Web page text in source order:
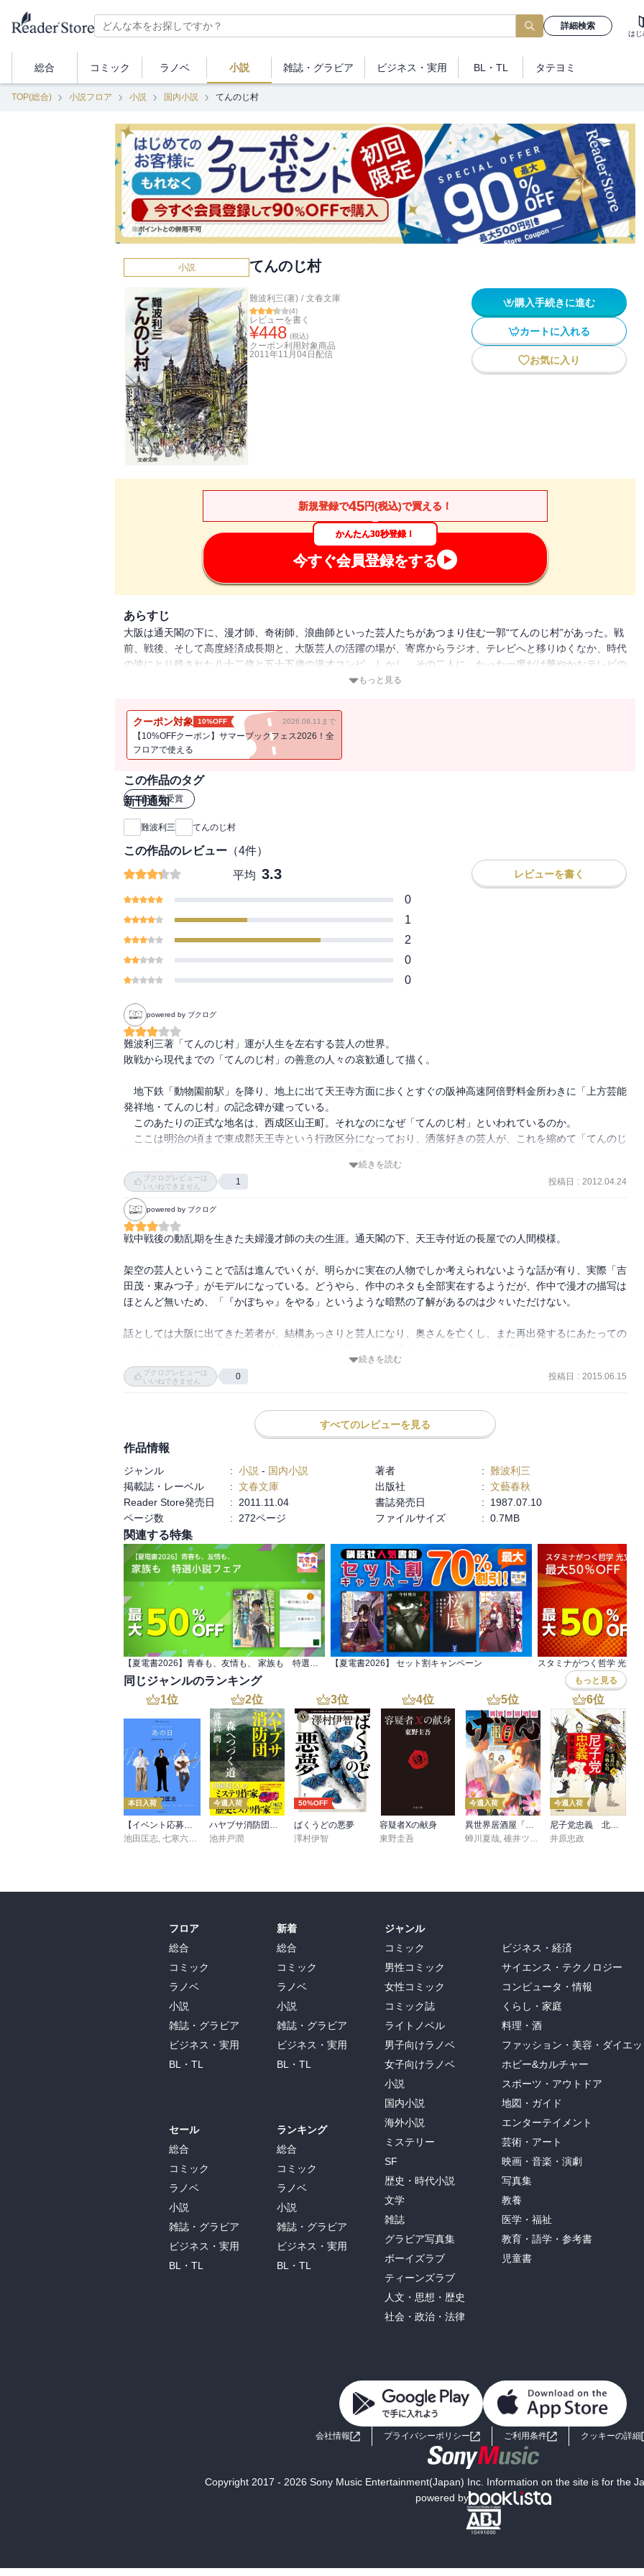
詳細検索
はじ
総合 コミック ラノベ 小説 雑誌・ グラビア ビジネス ・実用 BL・TL タテヨミ
TOP(総合) 小説フロア 小説 国内小説 てんのじ村
小説 てんのじ村
難波利三(著) / 文春文庫
(4)
レビューを書く
¥448 (税込)
クーポン利用対象商品
2011年11月04日 配信
購入手続きに進む
カートに入れる
お気に入り
新規登録で45円(税込)で買える！
かんたん30秒登録！
今すぐ会員登録をする
あらすじ
大阪は通天閣の下に、漫才師、奇術師、浪曲師といった芸人たちがあつまり住む一郭“てんのじ村”があった。戦
前、戦後、そして高度経済成長期と、大阪芸人の活躍の場が、寄席からラジオ、テレビへと移りゆくなか、時代
の波にとり残された八十二歳と五十五歳の漫才コンビ。しかし、その二人に、たった一度だけ華やかなテレビの
スポット・ライトが当てられる日が来たのだが──。身を寄せあって生きていく善意の人々の哀歓を、しみじみ
もっと見る
クーポン対象 10%OFF 2026.08.11まで
【10%OFFクーポン】サマーブックフェス2026！全
フロアで使える
この作品のタグ
#直木賞受賞
新刊通知
難波利三 てんのじ村
この作品のレビュー （4件）
平均 3.3 レビューを書く
0
1
2
0
0
powered by ブクログ
難波利三著「てんのじ村」運が人生を左右する芸人の世界。
敗戦から現代までの「てんのじ村」の善意の人々の哀歓通して描く。
地下鉄「動物園前駅」を降り、地上に出て天王寺方面に歩くとすぐの阪神高速阿倍野料金所わきに「上方芸能
発祥地・てんのじ村」の記念碑が建っている。
このあたりの正式な地名は、西成区山王町。それなのになぜ「てんのじ村」といわれているのか。
ここは明治の頃まで東成郡天王寺という行政区分になっており、洒落好きの芸人が、これを縮めて「てんのじ
のは戦後のことである。
戦災を免れた長屋は、交通の便の良さもあって、次々と芸人が集まってきた。多い時には４００人から５００
人の芸人が村にいたといわれている。その中には、人生幸朗、いとし・こいし、海浜お浜、小浜、ミヤコ蝶々ら
後年有名になった人も多い。
小説「てんのじ村」は、この村に住みついた漫才、浪曲、奇術など様々な芸人達が肩を寄せあって生きるさま
分は実話をそのまま描いている。
主人公・花田シゲルのモデルは、つい最近亡くなった吉田茂。吉田茂は唄も踊りもあ　る「音曲漫才」をおは
ことしていたが最後までテレビのレギュラーに出ることはなかっ　た。それは、彼の芸が未熟だったというので
さて、物語は、戦争増産のための慰問団に出かけた主人公が、慰問先で敗戦を迎える場面から始まる。敗戦
ようになり、てんのじ村にも次々と仕事が舞い込んでくるようになる。
そして、高度成長期に入ると、ラジオに出演した芸人がまず有名になり、次にテレビに出演した者が全国的
主人公の花田シゲルがかたくななまでにテレビを拒否し続けたのも、そんなやるせなさ、悔しさを感じ続けて
いたからだろう。82才になって、念願のテレビ初出演を果たす主人公だが、リハーサルで大失敗をしてしま
い、この場で白殺したいとまで思い詰めてしまう……。
敗戦から現代までの「てんのじ村」の変遷を背景に、花田シゲルの人生を、村の善意の人々の哀歓を通して描
いたこの作品は、１９８４年、第91回直本賞を受賞している。
作者の難波利三は、島根県から大阪へ出てきて、ペンキ職人の手伝い、ガソリンスタンド店員、地下鉄の夜間
工事、ギターの流しなどさまざまな職に就きながら大学に通った。
しかし、無理がたたったのか肺浸潤となり貝塚市橋本にあった結核療養所に入院する。半年で退院するはずだ
ったが、病室を抜け出して遊び回ったために、入院前より病状が悪化してしまい、５年も入院するはめにあった
という。
入院期間中、難波は本を貧り読み、やがて読書サークルの会長になる。そのうちに読むだけでは飽き足りなく
なって小説を書き始めた。彼はこう書いている。
『五年余りにわたる療養生活がなければ、恐らく小説家にはなれず、ならず、他の道へ進んでいたのに違い
ない。そう考えると、人生の不思議さを、面白さを、改めて教えられるような気がする。』
結核というハンディが、結果的に、難波利三という作家を世に送り出した。まさに、「てんのじ村」を地でい
くような人生の不思議さを感じさせる。
私は、木造の長屋や商店がひしめく"てんのじ村″を目指して歩き出した。ここには今もまだ10名近くの芸人た
ちが住んでいるのだ。
続きを読む
ブクログレビューは
いいねできません
1 投稿日 : 2012.04.24
powered by ブクログ
戦中戦後の動乱期を生きた夫婦漫才師の夫の生涯。通天閣の下、天王寺付近の長屋での人間模様。
架空の芸人ということで話は進んでいくが、明らかに実在の人物でしか考えられないような話が有り、実際「吉
田茂・東みつ子」がモデルになっている。どうやら、作中のネタも全部実在するようだが、作中で漫才の描写は
ほとんど無いため、「『かぼちゃ』をやる」というような暗黙の了解があるのは少々いただけない。
話としては大阪に出てきた若者が、結構あっさりと芸人になり、奥さんを亡くし、また再出発するにあたっての
る。通天閣の再建もドラマになるのかと思いきや、気がついたら20年位がすっ飛んでいって、主人公が本の半
ばで早くも50代に突入したり、新しい通天閣が立っていたりと、時間がとうとうと流れていくのを、ただただ
読みやすいが、ダレやすいという作品でも有る。
続きを読む
ブクログレビューは
いいねできません
0 投稿日 : 2015.06.15
すべてのレビューを見る
作品情報
ジャンル : 小説 - 国内小説 著者 : 難波利三
掲載誌・レーベル
: 文春文庫 出版社 : 文藝春秋
Reader Store発売日
: 2011.11.04 書誌発売日 :
1987.07.10
ページ数
: 272ページ ファイルサイズ : 0.7MB
関連する特集
【夏電書2026】青春も、友情も、 家族も 特選小説フェア 【夏電書2026】 セット割キャンペーン
同じジャンルのランキング もっと見る
1位
本日入荷
【イベント応募シリアルコード付】池田匡志出演・オーディオフォトブック「あの日」SPECIAL EDITION（音声／動画付）
池田匡志, 七寒六温 konoko58,
2位
今週入荷
ハヤブサ消防団 森へつづく道
池井戸潤
3位
50%OFF
ばくうどの悪夢
澤村伊智
4位
容疑者Xの献身
東野圭吾
5位
今週入荷
異世界居酒屋「げん」三杯目
蝉川夏哉, 碓井ツカサ
6位
今週入荷
尼子党忠義 北近江合戦心得〈八〉
井原忠政
フロア
総合
コミック
ラノベ
小説
雑誌・グラビア
ビジネス・実用
BL・TL
セール
総合
コミック
ラノベ
小説
雑誌・グラビア
ビジネス・実用
BL・TL
新着
総合
コミック
ラノベ
小説
雑誌・グラビア
ビジネス・実用
BL・TL
ランキング
総合
コミック
ラノベ
小説
雑誌・グラビア
ビジネス・実用
BL・TL
ジャンル
コミック
男性コミック
女性コミック
コミック誌
ライトノベル
男子向けラノベ
女子向けラノベ
小説
国内小説
海外小説
ミステリー
SF
歴史・時代小説
文学
雑誌
グラビア写真集
ボーイズラブ
ティーンズラブ
人文・思想・歴史
社会・政治・法律
ビジネス・経済
サイエンス・テクノロジー
コンピュータ・情報
くらし・家庭
料理・酒
ファッション・美容・ダイエッ
ホビー&カルチャー
スポーツ・アウトドア
地図・ガイド
エンターテイメント
芸術・アート
映画・音楽・演劇
写真集
教養
医学・福祉
教育・語学・参考書
児童書
会社情報 プライバシーポリシー ご利用条件 クッキーの詳細
Copyright 2017 - 2026 Sony Music Entertainment(Japan) Inc. Information on the site is for the
powered by